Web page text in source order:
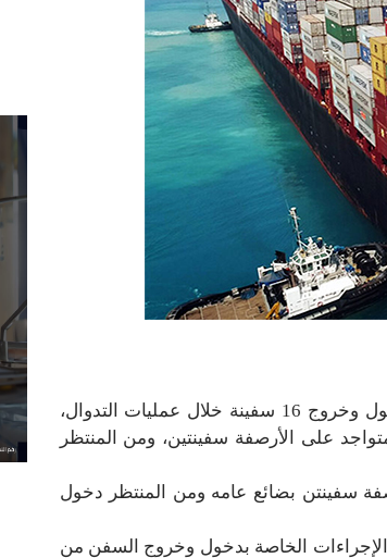
أعلنت المنطقة الاقتصادية لقناة السويس، أن موانئ بورسعيد سجلت دخول وخروج 16 سفينة خلال عمليات التدوال،
بورسعيد دخول سفينتين حاويات وخروج 5 سفن ومتواجد على الأرصفة سفينتين، ومن المنتظر
سفينتن بضائع عامه ومن المنتظر دخول
الإجراءات الخاصة بدخول وخروج السفن من